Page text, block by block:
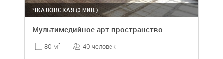
(3 МИН.)
ЧКАЛОВСКАЯ
Мультимедийное арт-пространство
80 м2 40 человек